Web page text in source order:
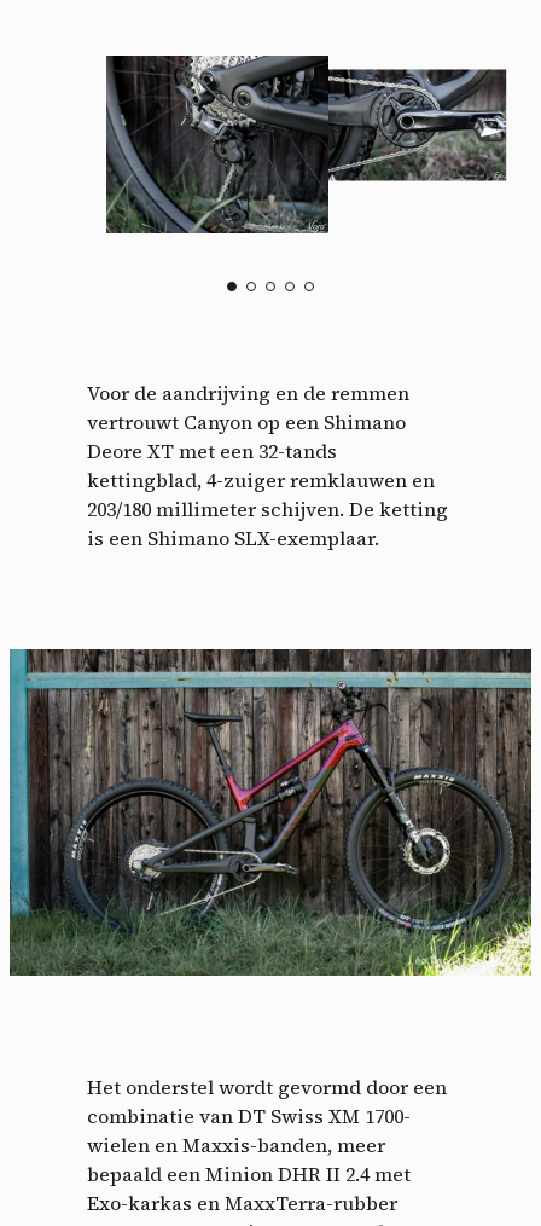
Voor de aandrijving en de remmen
vertrouwt Canyon op een Shimano
Deore XT met een 32-tands
kettingblad, 4-zuiger remklauwen en
203/180 millimeter schijven. De ketting
is een Shimano SLX-exemplaar.
Het onderstel wordt gevormd door een
combinatie van DT Swiss XM 1700-
wielen en Maxxis-banden, meer
bepaald een Minion DHR II 2.4 met
Exo-karkas en MaxxTerra-rubber
By allowing these third party services, you accept their
their proper functioning.
Privacy policy